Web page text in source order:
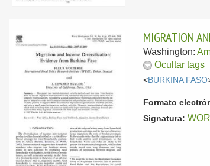
MIGRATION
Washington:
Ocultar tags
<BURKINA FASO
Formato
Signatura: